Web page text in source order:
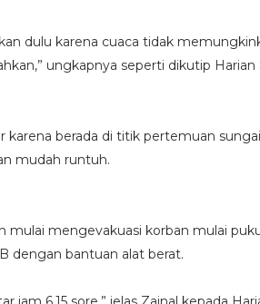
dulu karena cuaca tidak
ungkapnya seperti dikutip Harian
berada di titik pertemuan
mudah runtuh.
mulai mengevakuasi korban mulai
dengan bantuan alat berat.